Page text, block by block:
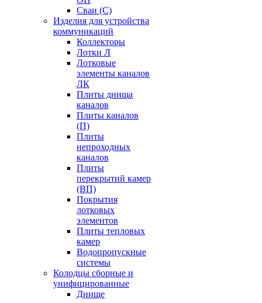
Сваи (С)
Изделия для устройства
коммуникаций
Коллекторы
Лотки Л
Лотковые
элементы каналов
ЛК
Плиты днища
каналов
Плиты каналов
(П)
Плиты
непроходных
каналов
Плиты
перекрытий камер
(ВП)
Покрытия
лотковых
элементов
Плиты тепловых
камер
Водопропускные
системы
Колодцы сборные и
унифицированные
Днище